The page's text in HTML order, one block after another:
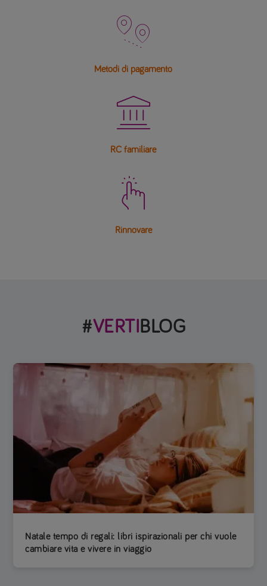

Metodi di pagamento

RC familiare

Rinnovare
#VERTIBLOG
Natale tempo di regali: libri ispirazionali per chi vuole
cambiare vita e vivere in viaggio